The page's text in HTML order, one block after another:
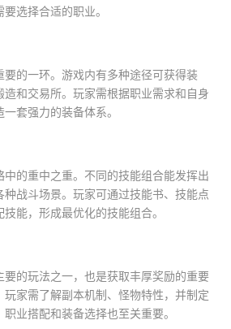
选择合适的职业。
的一环。游戏内有多种途径可获得装
和交易所。玩家需根据职业需求和自身
套强力的装备体系。
的重中之重。不同的技能组合能发挥出
战斗场景。玩家可通过技能书、技能点
能，形成最优化的技能组合。
要的玩法之一，也是获取丰厚奖励的重要
家需了解副本机制、怪物特性，并制定
业搭配和装备选择也至关重要。